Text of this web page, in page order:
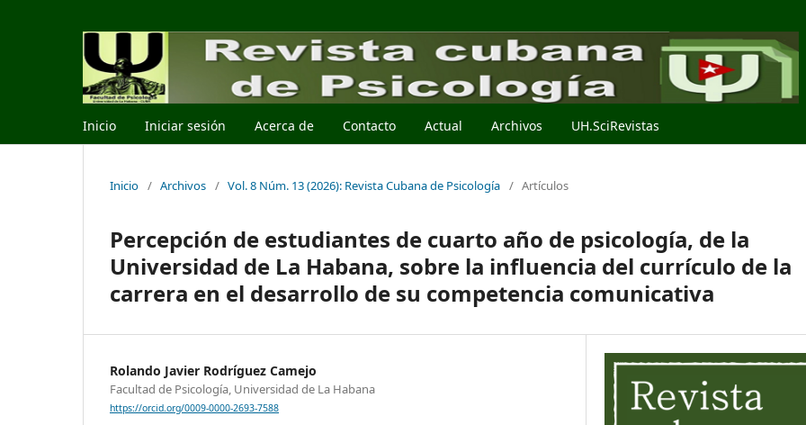
Inicio Iniciar sesión Acerca de Contacto Actual Archivos UH.SciRevistas
Inicio / Archivos / Vol. 8 Núm. 13 (2026): Revista Cubana de Psicología / Artículos
Percepción de estudiantes de cuarto año de psicología, de la
Universidad de La Habana, sobre la influencia del currículo de la
carrera en el desarrollo de su competencia comunicativa
Rolando Javier Rodríguez Camejo
Facultad de Psicología, Universidad de La Habana
https://orcid.org/0009-0000-2693-7588